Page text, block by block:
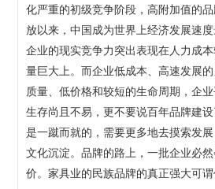
化严重的初级竞争阶段，高附加值的
放以来，中国成为世界上经济发展速
企业的现实竞争力突出表现在人力成
量巨大上。而企业低成本、高速发展
质量、低价格和较短的生命周期，企
生存尚且不易，更不要说百年品牌建
是一蹴而就的，需要更多地去摸索发
文化沉淀。品牌的路上，一批企业必
价。家具业的民族品牌的真正强大可谓